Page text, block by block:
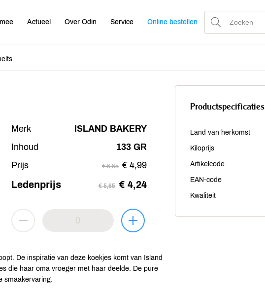
Actueel Over Odin Service Online bestellen
Merk
ISLAND BAKERY
Inhoud
133 GR
Prijs
€ 6,65 € 4,99
Ledenprijs € 5,65 € 4,24
De inspiratie van deze koekjes komt van Island
die haar oma vroeger met haar deelde. De pure
smaakervaring.
Productspecificaties
Land van herkomst
Kiloprijs
Artikelcode
EAN-code
Kwaliteit